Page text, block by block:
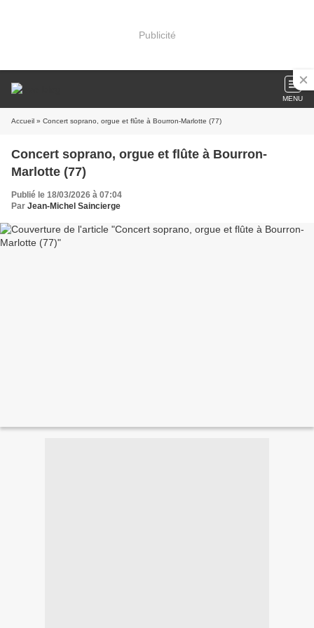
Publicité
MENU
Accueil » Concert soprano, orgue et flûte à Bourron-Marlotte (77)
Concert soprano, orgue et flûte à Bourron-
Marlotte (77)
Publié le 18/03/2026 à 07:04
Par Jean-Michel Saincierge